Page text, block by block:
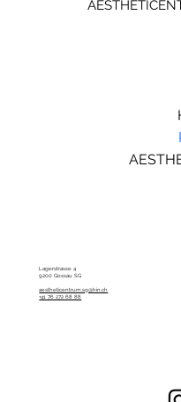
Lagerstrasse 4
9200 Gossau SG
aestheticentrum.sg@hin.ch
+41 76 272 68 88